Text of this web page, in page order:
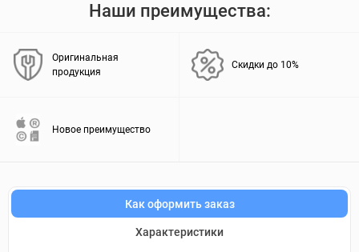
Наши преимущества:
Оригинальная
продукция
Скидки до 10%
Новое преимущество
Как оформить заказ
Характеристики